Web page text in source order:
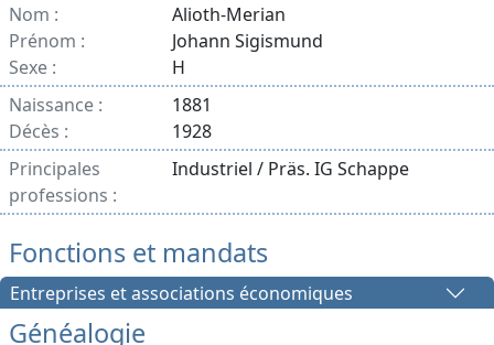
Nom :
Alioth-Merian
Prénom :
Johann Sigismund
Sexe :
H
Naissance :
1881
Décès :
1928
Principales
professions :
Industriel / Präs. IG Schappe
Fonctions et mandats
Entreprises et associations économiques
Généalogie